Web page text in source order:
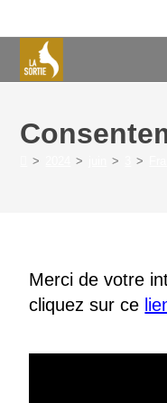
> > > >
Merci de votre
cliquez sur ce